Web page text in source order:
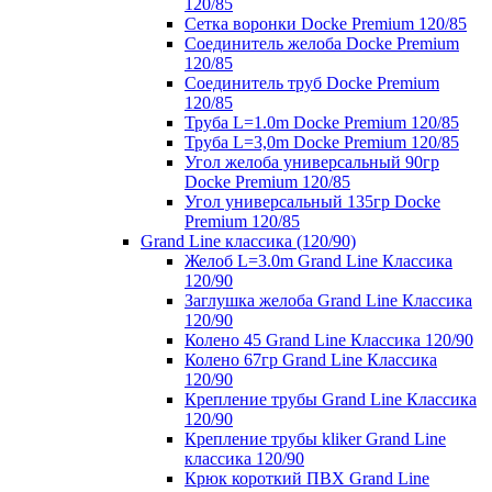
120/85
Сетка воронки Docke Premium 120/85
Соединитель желоба Docke Premium
120/85
Соединитель труб Docke Premium
120/85
Труба L=1.0m Docke Premium 120/85
Труба L=3,0m Docke Premium 120/85
Угол желоба универсальный 90гр
Docke Premium 120/85
Угол универсальный 135гр Docke
Premium 120/85
Grand Line классика (120/90)
Желоб L=3.0m Grand Line Классика
120/90
Заглушка желоба Grand Line Классика
120/90
Колено 45 Grand Line Классика 120/90
Колено 67гр Grand Line Классика
120/90
Крепление трубы Grand Line Классика
120/90
Крепление трубы kliker Grand Line
классика 120/90
Крюк короткий ПВХ Grand Line